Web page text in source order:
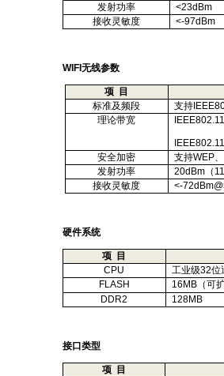
发射功率
<23dBm
接收灵敏度
<-97dBm
WIFI 无线参数
项
目
标准及频段
支持
理论带宽
安全加密
支持WEP、
发射功率
20dBm（
接收灵敏度
<-
硬件系统
项
目
CPU
工业级32位
FLASH
16MB（可
DDR2
128MB
接口类型
项
目